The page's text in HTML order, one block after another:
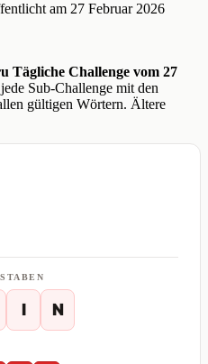
am 27 Februar 2026
Tägliche Challenge vom 27
Sub-Challenge mit den
gültigen Wörtern. Ältere
I N